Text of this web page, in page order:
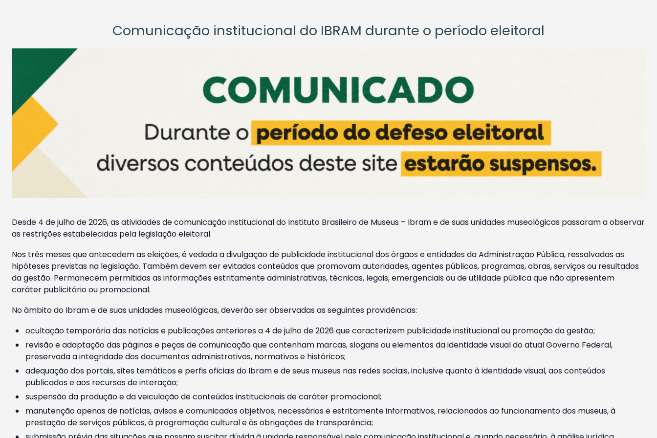
Comunicação institucional do IBRAM durante o período eleitoral
Desde 4 de julho de 2026, as atividades de comunicação institucional do Instituto Brasileiro de Museus – Ibram e de suas unidades museológicas passaram a observar
as restrições estabelecidas pela legislação eleitoral.
Nos três meses que antecedem as eleições, é vedada a divulgação de publicidade institucional dos órgãos e entidades da Administração Pública, ressalvadas as
hipóteses previstas na legislação. Também devem ser evitados conteúdos que promovam autoridades, agentes públicos, programas, obras, serviços ou resultados
da gestão. Permanecem permitidas as informações estritamente administrativas, técnicas, legais, emergenciais ou de utilidade pública que não apresentem
caráter publicitário ou promocional.
No âmbito do Ibram e de suas unidades museológicas, deverão ser observadas as seguintes providências:
ocultação temporária das notícias e publicações anteriores a 4 de julho de 2026 que caracterizem publicidade institucional ou promoção da gestão;
revisão e adaptação das páginas e peças de comunicação que contenham marcas, slogans ou elementos da identidade visual do atual Governo Federal,
preservada a integridade dos documentos administrativos, normativos e históricos;
adequação dos portais, sites temáticos e perfis oficiais do Ibram e de seus museus nas redes sociais, inclusive quanto à identidade visual, aos conteúdos
publicados e aos recursos de interação;
suspensão da produção e da veiculação de conteúdos institucionais de caráter promocional;
manutenção apenas de notícias, avisos e comunicados objetivos, necessários e estritamente informativos, relacionados ao funcionamento dos museus, à
prestação de serviços públicos, à programação cultural e às obrigações de transparência;